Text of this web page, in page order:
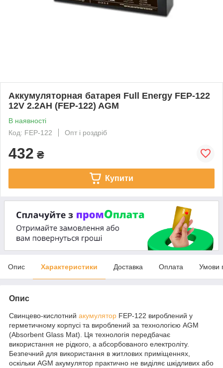
Аккумуляторная батарея Full Energy FEP-122
12V 2.2AH (FEP-122) AGM
В наявності
Код: FEP-122
Опт і роздріб
432 ₴
Купити
Опис Характеристики Доставка Оплата Умови
Опис
Свинцево-кислотний акумулятор FEP-122 вироблений у
герметичному корпусі та вироблений за технологією AGM
(Absorbent Glass Mat). Ця технологія передбачає
використання не рідкого, а абсорбованого електроліту.
Безпечний для використання в житлових приміщеннях,
оскільки AGM акумулятор практично не виділяє шкідливих або